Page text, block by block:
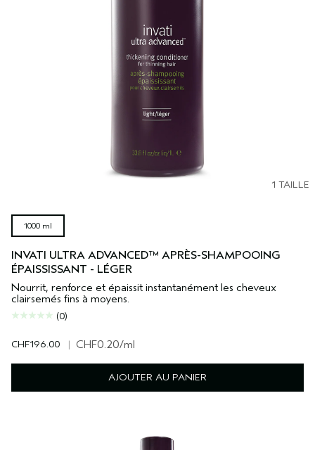
CUIR CHEVELU SENSIBLE
TOUTES LES COLLECTIONS
1 TAILLE
1000 ml
INVATI ULTRA ADVANCED™ APRÈS-SHAMPOOING
ÉPAISSISSANT - LÉGER
Nourrit, renforce et épaissit instantanément les cheveux
clairsemés fins à moyens.
(0)
CHF196.00 | CHF0.20/ml
AJOUTER AU PANIER